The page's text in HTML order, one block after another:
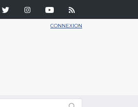
CONNEXION